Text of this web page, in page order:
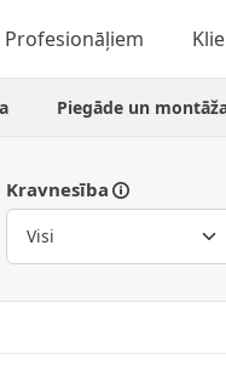
Profesionāļiem
Piegāde un
Kravnesība